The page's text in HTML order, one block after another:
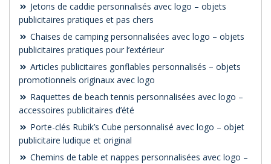
Jetons de caddie personnalisés avec logo – objets
publicitaires pratiques et pas chers
Chaises de camping personnalisées avec logo – objets
publicitaires pratiques pour l’extérieur
Articles publicitaires gonflables personnalisés – objets
promotionnels originaux avec logo
Raquettes de beach tennis personnalisées avec logo –
accessoires publicitaires d’été
Porte-clés Rubik’s Cube personnalisé avec logo – objet
publicitaire ludique et original
Chemins de table et nappes personnalisées avec logo –